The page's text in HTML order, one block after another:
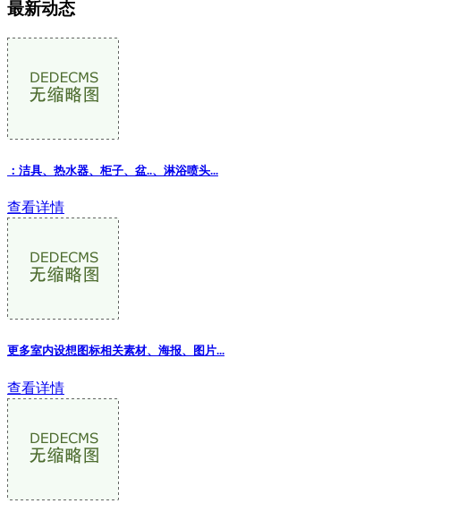
最新动态
：洁具、热水器、柜子、盆..、淋浴喷头...
查看详情
更多室内设想图标相关素材、海报、图片...
查看详情